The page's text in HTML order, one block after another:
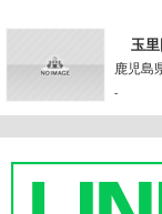
玉
鹿児島
-